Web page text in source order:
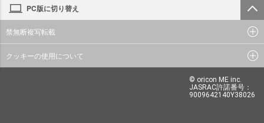
PC版に切り替え
禁無断複写転載
クッキーの使用について
© oricon ME inc.
JASRAC許諾番号：
9009642140Y38026